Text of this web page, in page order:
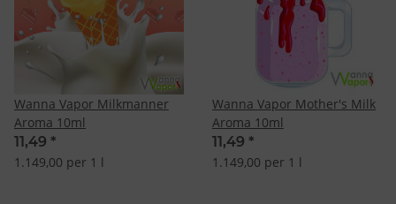
Wanna Vapor Milkmanner
Aroma 10ml
11,49 *
1.149,00 per 1 l
Wanna Vapor Mother's Milk
Aroma 10ml
11,49 *
1.149,00 per 1 l